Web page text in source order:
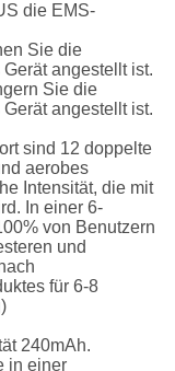
die EMS-
Sie die
angestellt ist.
Sie die
angestellt ist.
sind 12 doppelte
aerobes
Intensität, die mit
In einer 6-
von Benutzern
und
für 6-8
240mAh.
in einer